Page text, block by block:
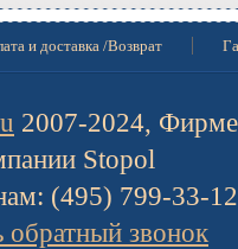
и доставка /Возврат
2007-2024,
Stopol
(495) 799-33-
обратный звонок